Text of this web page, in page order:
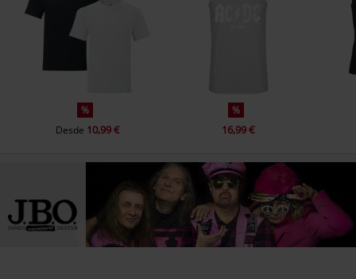
Mein Arsch
%
Desde 10,99 €
%
16,99 €